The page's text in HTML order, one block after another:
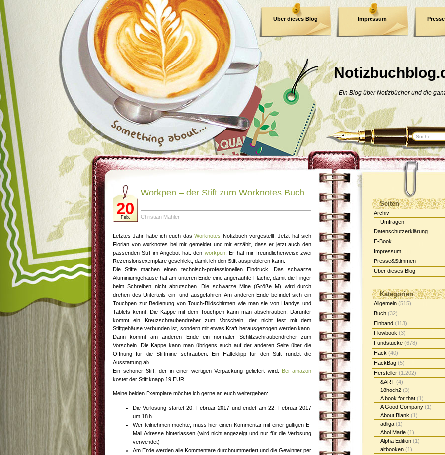
Ein Blog über Notizbücher und die
Über dieses Blog Impressum
Datenschutzerklärung
Seiten
Archiv
Umfragen
Datenschutzerklärung
E-Book
Impressum
Presse&Stimmen
Über dieses Blog
Kategorien
Allgemein (515)
Buch (32)
Einband (113)
Flowbook (3)
Fundstücke (678)
Hack (40)
HackBag (5)
Hersteller (1.202)
&ART (4)
18hoch2 (3)
A book for that (1)
A Good Company (1)
About:Blank (1)
adliga (1)
Ahoi Marie (1)
Alpha Edition (1)
altbooken (1)
20
Feb.
Workpen – der Stift zum Worknotes Buch
Christian Mähler
Letztes Jahr habe ich euch dasWorknotes Notizbuch vorgestellt. Jetzt hat sich
Florian von worknotes bei mir gemeldet und mir erzählt, dass er jetzt auch den
passenden Stift im Angebot hat: den workpen. Er hat mir freundlicherweise zwei
Rezensionsexemplare geschickt, damit ich den Stift ausprobieren kann.
Die Stifte machen einen technisch-professionellen Eindruck. Das schwarze
Aluminiumgehäuse hat am unteren Ende eine angerauhte Fläche, damit die Finger
beim Schreiben nicht abrutschen. Die schwarze Mine (Größe M) wird durch
drehen des Unterteils ein- und ausgefahren. Am anderen Ende befindet sich ein
Touchpen zur Bedienung von Touch-Bildschirmen wie man sie von Handys und
Tablets kennt. Die Kappe mit dem Touchpen kann man abschrauben. Darunter
kommt ein Kreuzschraubendreher zum Vorschein, der nicht fest mit dem
Stiftgehäuse verbunden ist, sondern mit etwas Kraft herausgezogen werden kann.
Dann kommt am anderen Ende ein normaler Schlitzschraubendreher zum
Vorschein. Die Kappe kann man übrigens auch auf der anderen Seite über die
Öffnung für die Stiftmine schrauben. Ein Halteklipp für den Stift rundet die
Ausstattung ab.
Ein schöner Stift, der in einer wertigen Verpackung geliefert wird. Bei amazon
kostet der Stift knapp 19 EUR.
Meine beiden Exemplare möchte ich gerne an euch weitergeben:
Die Verlosung startet 20. Februar 2017 und endet am 22. Februar 2017
um 18 h
Wer teilnehmen möchte, muss hier einen Kommentar mit einer gültigen E-
Mail Adresse hinterlassen (wird nicht angezeigt und nur für die Verlosung
verwendet)
Am Ende werden alle Kommentare durchnummeriert und die Gewinner per